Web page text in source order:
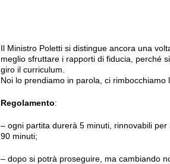
Il Ministro Poletti si distingue ancora una
meglio sfruttare i rapporti di fiducia, perché
giro il curriculum.
Noi lo prendiamo in parola, ci
Regolamento:
– ogni partita durerà 5 minuti, rinnovabili
90 minuti;
– dopo si potrà proseguire, ma cambiando